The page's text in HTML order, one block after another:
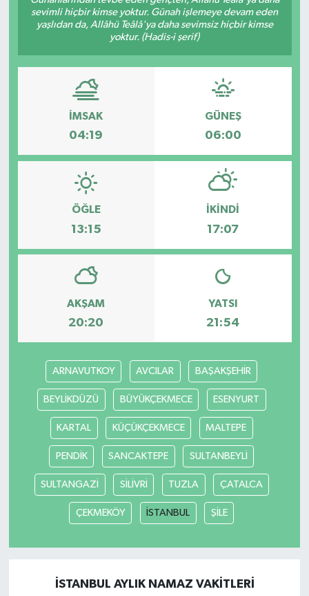
sevimli hiçbir kimse yoktur. Günah işlemeye devam eden
yaşlıdan da, Allâhü Teâlâ'ya daha sevimsiz hiçbir kimse
yoktur. (Hadis-i şerif)
İMSAK
04:19
GÜNEŞ
06:00
ÖĞLE
13:15
İKINDI
17:07
AKŞAM
20:20
YATSI
21:54
ARNAVUTKOY AVCILAR BAŞAKŞEHİR
BEYLİKDÜZÜ BÜYÜKÇEKMECE ESENYURT
KARTAL KÜÇÜKÇEKMECE MALTEPE
PENDİK SANCAKTEPE SULTANBEYLİ
SULTANGAZİ SİLİVRİ TUZLA ÇATALCA
ÇEKMEKÖY İSTANBUL ŞİLE
İSTANBUL AYLIK NAMAZ VAKITLERI